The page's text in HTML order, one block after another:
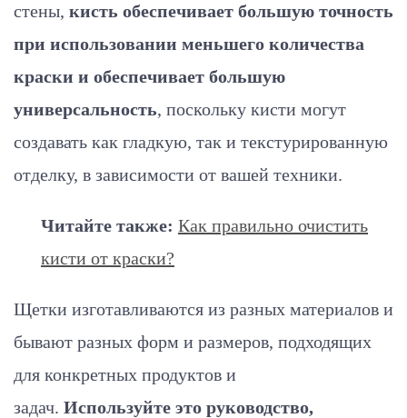
стены, кисть обеспечивает большую точность
при использовании меньшего количества
краски и обеспечивает большую
универсальность, поскольку кисти могут
создавать как гладкую, так и текстурированную
отделку, в зависимости от вашей техники.
Читайте также: Как правильно очистить
кисти от краски?
Щетки изготавливаются из разных материалов и
бывают разных форм и размеров, подходящих
для конкретных продуктов и
задач. Используйте это руководство,